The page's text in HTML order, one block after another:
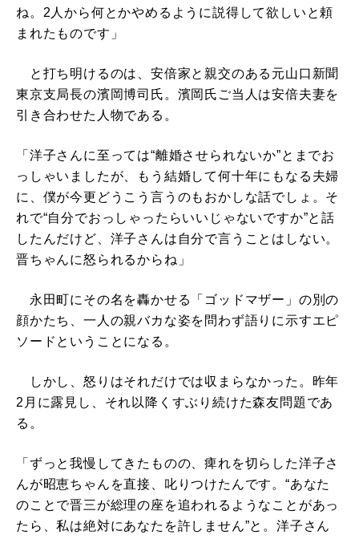
ね。2人から何とかやめるように説得して欲しいと頼
まれたものです」
と打ち明けるのは、安倍家と親交のある元山口新聞
東京支局長の濱岡博司氏。濱岡氏ご当人は安倍夫妻を
引き合わせた人物である。
「洋子さんに至っては“離婚させられないか”とまでお
っしゃいましたが、もう結婚して何十年にもなる夫婦
に、僕が今更どうこう言うのもおかしな話でしょ。そ
れで“自分でおっしゃったらいいじゃないですか”と話
したんだけど、洋子さんは自分で言うことはしない。
晋ちゃんに怒られるからね」
永田町にその名を轟かせる「ゴッドマザー」の別の
顔かたち、一人の親バカな姿を問わず語りに示すエピ
ソードということになる。
しかし、怒りはそれだけでは収まらなかった。昨年
2月に露見し、それ以降くすぶり続けた森友問題であ
る。
「ずっと我慢してきたものの、痺れを切らした洋子さ
んが昭恵ちゃんを直接、叱りつけたんです。“あなた
のことで晋三が総理の座を追われるようなことがあっ
たら、私は絶対にあなたを許しません”と。洋子さん